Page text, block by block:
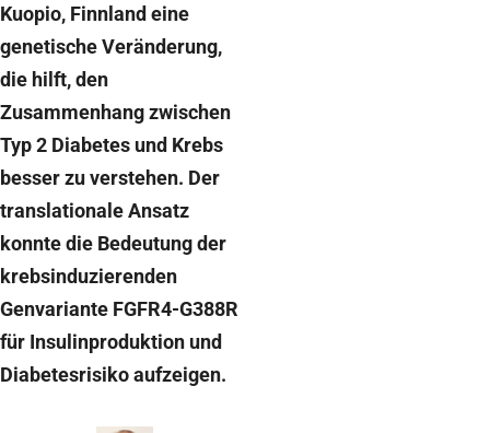
Kuopio, Finnland eine
genetische Veränderung,
die hilft, den
Zusammenhang zwischen
Typ 2 Diabetes und Krebs
besser zu verstehen. Der
translationale Ansatz
konnte die Bedeutung der
krebsinduzierenden
Genvariante FGFR4-G388R
für Insulinproduktion und
Diabetesrisiko aufzeigen.